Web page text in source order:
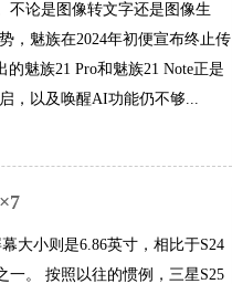
不论是图像转文字还是图像生
，魅族在2024年初便宣布终止传
魅族21 Pro和魅族21 Note正是
，以及唤醒AI功能仍不够...
大小则是6.86英寸，相比于S24
一。 按照以往的惯例，三星S25